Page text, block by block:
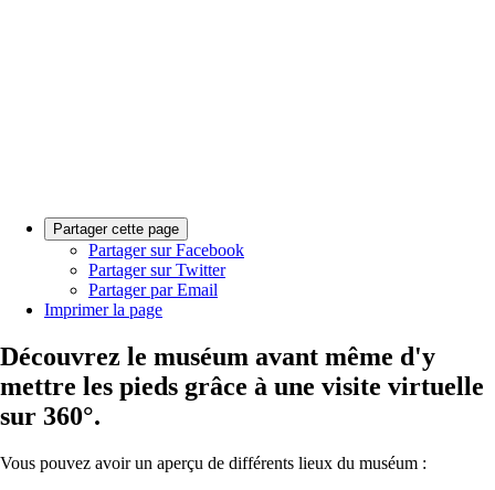
Partager cette page
Partager sur Facebook
Partager sur Twitter
Partager par Email
Imprimer la page
Découvrez le muséum avant même d'y
mettre les pieds grâce à une visite virtuelle
sur 360°.
Vous pouvez avoir un aperçu de différents lieux du muséum :